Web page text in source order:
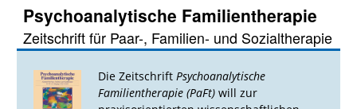
Psychoanalytische Familientherapie
Zeitschrift für Paar-, Familien- und Sozialtherapie
Die Zeitschrift Psychoanalytische
Familientherapie (PaFt)will zur